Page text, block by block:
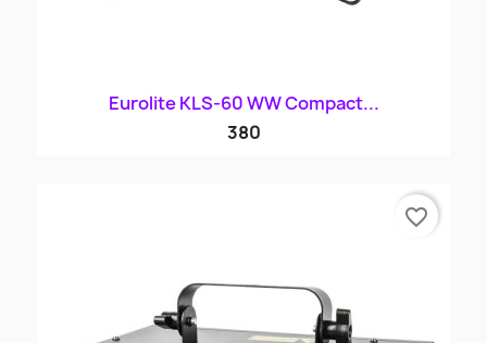
Eurolite KLS-60 WW Compact...
380
favorite_border